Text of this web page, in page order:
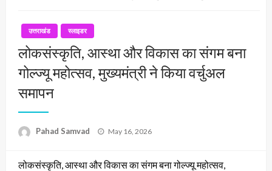
उत्तराखंड स्लाइडर
लोकसंस्कृति, आस्था और विकास का संगम बना
गोल्ज्यू महोत्सव, मुख्यमंत्री ने किया वर्चुअल
समापन
Pahad Samvad
Posted
May 16, 2026
लोकसंस्कृति, आस्था और विकास का संगम बना गोल्ज्यू महोत्सव,